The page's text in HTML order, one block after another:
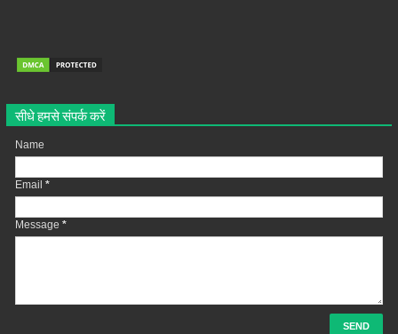
सीधे हमसे संपर्क करें
Name
Email *
Message *